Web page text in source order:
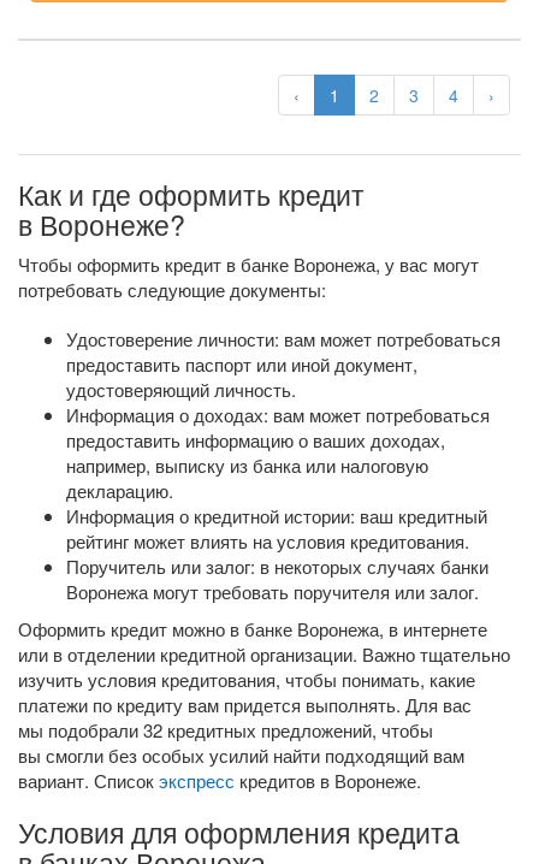
‹ 1 2 3 4 ›
Как и где оформить кредит
в Воронеже?
Чтобы оформить кредит в банке Воронежа, у вас могут
потребовать следующие документы:
Удостоверение личности: вам может потребоваться
предоставить паспорт или иной документ,
удостоверяющий личность.
Информация о доходах: вам может потребоваться
предоставить информацию о ваших доходах,
например, выписку из банка или налоговую
декларацию.
Информация о кредитной истории: ваш кредитный
рейтинг может влиять на условия кредитования.
Поручитель или залог: в некоторых случаях банки
Воронежа могут требовать поручителя или залог.
Оформить кредит можно в банке Воронежа, в интернете
или в отделении кредитной организации. Важно тщательно
изучить условия кредитования, чтобы понимать, какие
платежи по кредиту вам придется выполнять. Для вас
мы подобрали 32 кредитных предложений, чтобы
вы смогли без особых усилий найти подходящий вам
вариант. Списокэкспресс кредитов в Воронеже.
Условия для оформления кредита